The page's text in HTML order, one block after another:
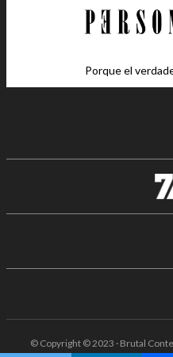
Porque el
© Copyright © 2023 · Brutal